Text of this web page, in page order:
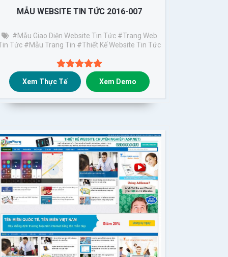
MẪU WEBSITE TIN TỨC 2016-007
#Mẫu Giao Diện Website Tin Tức #trang Web
Tức #mẫu Trang Tin #thiết Kế Website Tin Tức
Xem Thực Tế Xem Demo